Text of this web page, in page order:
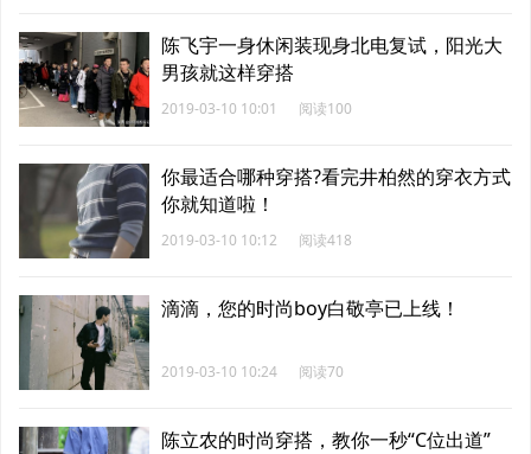
陈飞宇一身休闲装现身北电复试，阳光大
男孩就这样穿搭
2019-03-10 10:01 阅读100
你最适合哪种穿搭?看完井柏然的穿衣方式
你就知道啦！
2019-03-10 10:12 阅读418
滴滴，您的时尚boy白敬亭已上线！
2019-03-10 10:24 阅读70
陈立农的时尚穿搭，教你一秒“C位出道”